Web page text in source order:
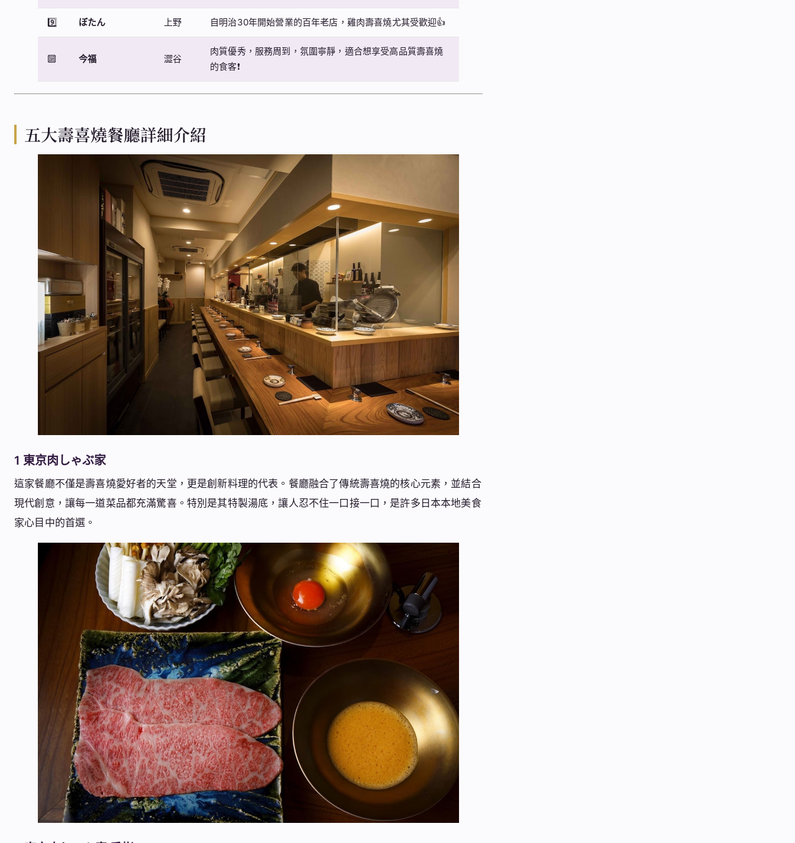
9️⃣ ぼたん 上野 自明治30年開始營業的百年老店，雞肉壽喜燒尤其受歡迎👍
🔟 今福 澀谷
肉質優秀，服務周到，氛圍寧靜，適合想享受高品質壽喜燒
的食客❗
五大壽喜燒餐廳詳細介紹
1 東京肉しゃぶ家
這家餐廳不僅是壽喜燒愛好者的天堂，更是創新料理的代表。餐廳融合了傳統壽喜燒的核心元素，並結合
現代創意，讓每一道菜品都充滿驚喜。特別是其特製湯底，讓人忍不住一口接一口，是許多日本本地美食
家心目中的首選。